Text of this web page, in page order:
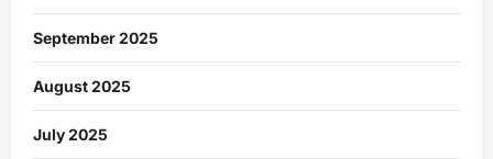
September 2025
August 2025
July 2025